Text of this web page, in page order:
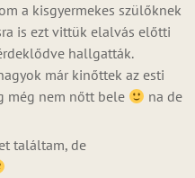
a kisgyermekes szülőknek
is ezt vittük elalvás előtti
hallgatták.
már kinőttek az esti
még nem nőtt bele
na de
találtam, de